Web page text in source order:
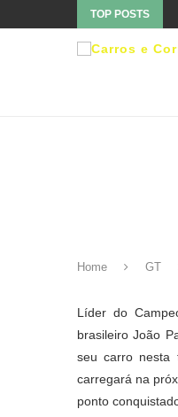
TOP POSTS
Home GT
Líder do
brasileiro João
seu carro nesta
carregará na
ponto